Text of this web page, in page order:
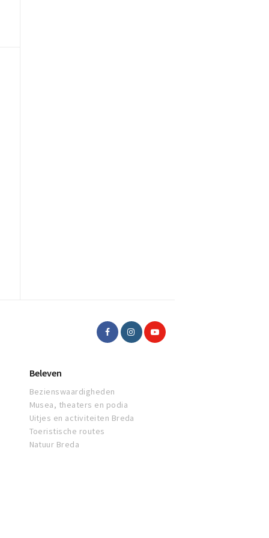
Beleven
Bezienswaardigheden
Musea, theaters en podia
Uitjes en activiteiten Breda
Toeristische routes
Natuur Breda